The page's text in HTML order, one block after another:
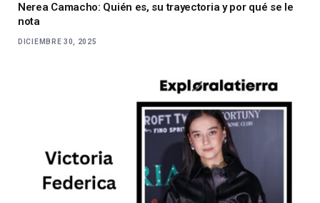
Nerea Camacho: Quién es, su trayectoria y por qué se le
nota
DICIEMBRE 30, 2025